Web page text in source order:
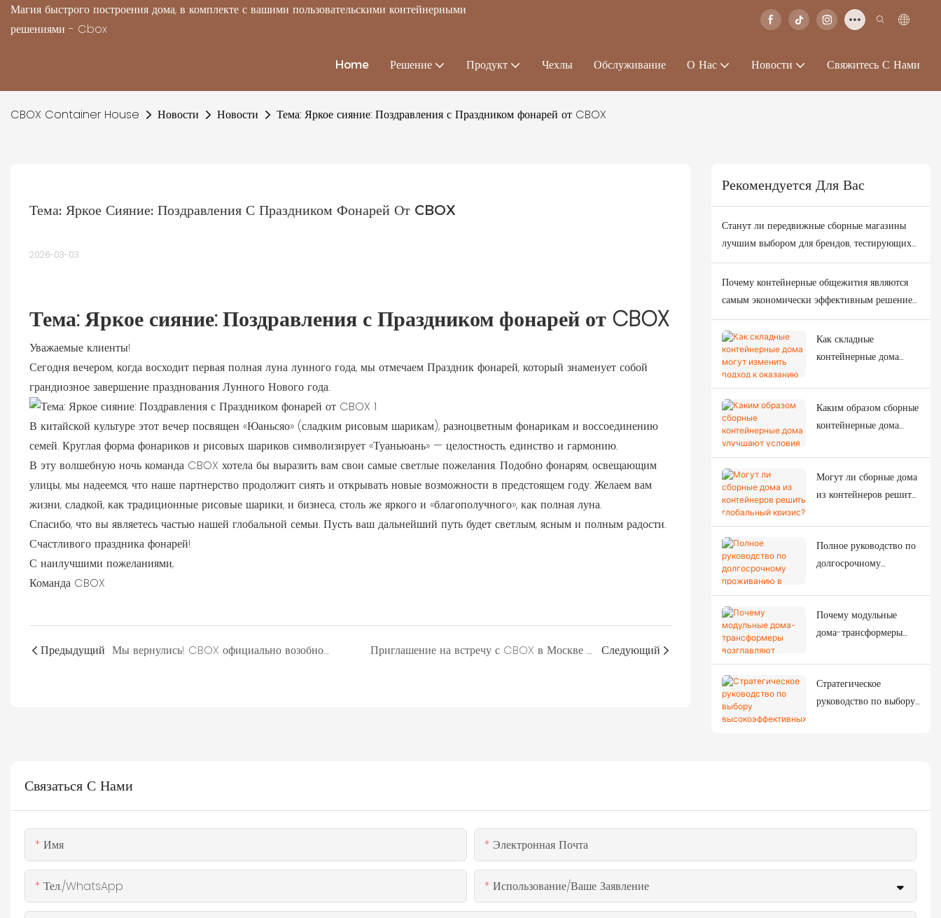
Магия быстрого построения дома, в комплекте с вашими пользовательскими контейнерными
решениями - Cbox
Home Решение Продукт Чехлы Обслуживание О Нас Новости Свяжитесь С Нами
CBOX Container House Новости Новости Тема: Яркое сияние: Поздравления с Праздником фонарей от CBOX
Тема: Яркое Сияние: Поздравления С Праздником Фонарей От CBOX
2026-03-03
Тема: Яркое сияние: Поздравления с Праздником фонарей от CBOX
Уважаемые клиенты!
Сегодня вечером, когда восходит первая полная луна лунного года, мы отмечаем Праздник фонарей, который знаменует собой
грандиозное завершение празднования Лунного Нового года.
В китайской культуре этот вечер посвящен «Юаньсяо» (сладким рисовым шарикам), разноцветным фонарикам и воссоединению
семей. Круглая форма фонариков и рисовых шариков символизирует «Туаньюань» — целостность, единство и гармонию.
В эту волшебную ночь команда CBOX хотела бы выразить вам свои самые светлые пожелания. Подобно фонарям, освещающим
улицы, мы надеемся, что наше партнерство продолжит сиять и открывать новые возможности в предстоящем году. Желаем вам
жизни, сладкой, как традиционные рисовые шарики, и бизнеса, столь же яркого и «благополучного», как полная луна.
Спасибо, что вы являетесь частью нашей глобальной семьи. Пусть ваш дальнейший путь будет светлым, ясным и полным радости.
Счастливого праздника фонарей!
С наилучшими пожеланиями,
Команда CBOX
Предыдущий Мы вернулись! CBOX официально возобновляет работу, чтобы обеспечить процветание в предстоящем году. Приглашение на встречу с CBOX в Москве в марте этого года. Следующий
Рекомендуется Для Вас
Станут ли передвижные сборные магазины
лучшим выбором для брендов, тестирующих
новые деловые районы?
Почему контейнерные общежития являются
самым экономически эффективным решением
в проектах временного строительства?
Как складные
контейнерные дома
к оказанию помощи
при стихийных
бедствиях?
Каким образом сборные
контейнерные дома
жизни рабочих?
Могут ли сборные дома
из контейнеров решить
Полное руководство по
долгосрочному
современных домах из
контейнеров.
Почему модульные
дома-трансформеры
следующую
строительную
революцию?
Стратегическое
руководство по выбору
Связаться С Нами
Имя Электронная Почта
Тел./WhatsApp Использование/ваше Заявление